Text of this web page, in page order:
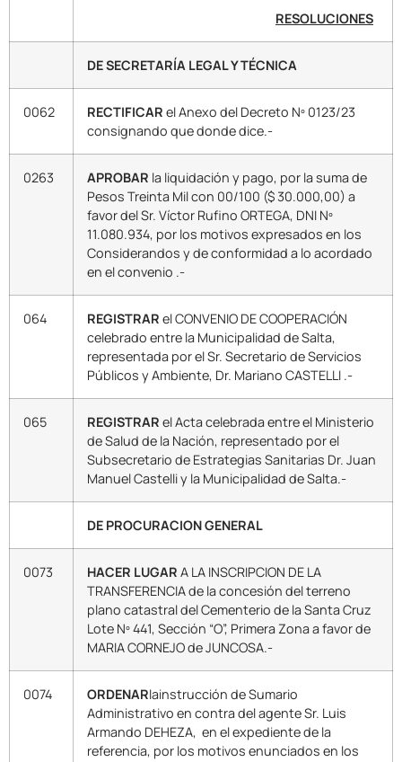
RESOLUCIONES
DE SECRETARÍA LEGAL Y TÉCNICA
0062 RECTIFICAR el Anexo del Decreto Nº 0123/23
consignando que donde dice.-
0263 APROBAR la liquidación y pago, por la suma de
Pesos Treinta Mil con 00/100 ($ 30.000,00) a
favor del Sr. Víctor Rufino ORTEGA, DNI Nº
11.080.934, por los motivos expresados en los
Considerandos y de conformidad a lo acordado
en el convenio .-
064 REGISTRAR el CONVENIO DE COOPERACIÓN
celebrado entre la Municipalidad de Salta,
representada por el Sr. Secretario de Servicios
Públicos y Ambiente, Dr. Mariano CASTELLI .-
065 REGISTRAR el Acta celebrada entre el Ministerio
de Salud de la Nación, representado por el
Subsecretario de Estrategias Sanitarias Dr. Juan
Manuel Castelli y la Municipalidad de Salta.-
DE PROCURACION GENERAL
0073 HACER LUGAR A LA INSCRIPCION DE LA
TRANSFERENCIA de la concesión del terreno
plano catastral del Cementerio de la Santa Cruz
Lote Nº 441, Sección “O”, Primera Zona a favor de
MARIA CORNEJO de JUNCOSA.-
0074 ORDENARlainstrucción de Sumario
Administrativo en contra del agente Sr. Luis
Armando DEHEZA, en el expediente de la
referencia, por los motivos enunciados en los